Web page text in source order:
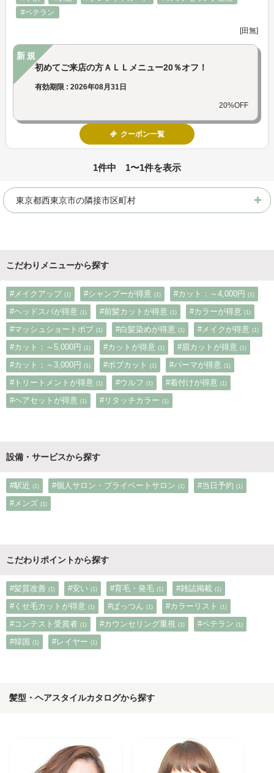
#ベテラン
[田無]
新規
初めてご来店の方ＡＬＬメニュー20％オフ！
有効期限 : 2026年08月31日
20%OFF
クーポン一覧
1件中 1〜1件を表示
東京都西東京市の隣接市区町村
こだわりメニューから探す
#メイクアップ (1) #シャンプーが得意 (1) #カット：～4,000円 (1)
#ヘッドスパが得意 (1) #前髪カットが得意 (1) #カラーが得意 (1)
#マッシュショートボブ (1) #白髪染めが得意 (1) #メイクが得意 (1)
#カット：～5,000円 (1) #カットが得意 (1) #眉カットが得意 (1)
#カット：～3,000円 (1) #ボブカット (1) #パーマが得意 (1)
#トリートメントが得意 (1) #ウルフ (1) #着付けが得意 (1)
#ヘアセットが得意 (1) #リタッチカラー (1)
設備・サービスから探す
#駅近 (1) #個人サロン・プライベートサロン (1) #当日予約 (1)
#メンズ (1)
こだわりポイントから探す
#髪質改善 (1) #安い (1) #育毛・発毛 (1) #雑誌掲載 (1)
#くせ毛カットが得意 (1) #ぱっつん (1) #カラーリスト (1)
#コンテスト受賞者 (1) #カウンセリング重視 (1) #ベテラン (1)
#韓国 (1) #レイヤー (1)
髪型・ヘアスタイルカタログから探す